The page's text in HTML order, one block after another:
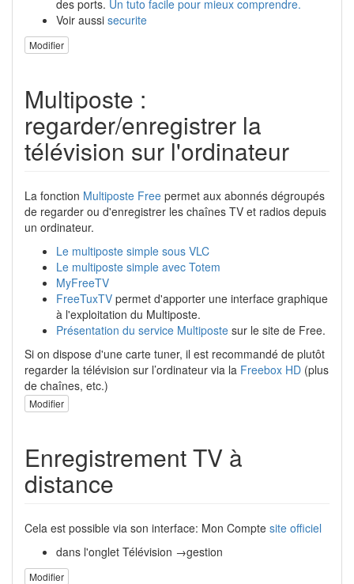
des ports. Un tuto facile pour mieux comprendre.
Voir aussi securite
Modifier
Multiposte :
regarder/enregistrer la
télévision sur l'ordinateur
La fonction Multiposte Free permet aux abonnés dégroupés
de regarder ou d'enregistrer les chaînes TV et radios depuis
un ordinateur.
Le multiposte simple sous VLC
Le multiposte simple avec Totem
MyFreeTV
FreeTuxTV permet d'apporter une interface graphique
à l'exploitation du Multiposte.
Présentation du service Multiposte sur le site de Free.
Si on dispose d'une carte tuner, il est recommandé de plutôt
regarder la télévision sur l’ordinateur via la Freebox HD (plus
de chaînes, etc.)
Modifier
Enregistrement TV à
distance
Cela est possible via son interface: Mon Compte site officiel
dans l'onglet Télévision →gestion
Modifier